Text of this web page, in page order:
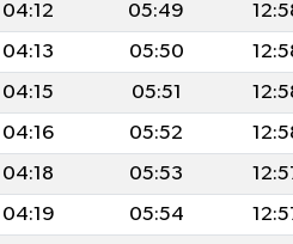
04:12 05:49
04:13 05:50
04:15 05:51
04:16 05:52
04:18 05:53
04:19 05:54